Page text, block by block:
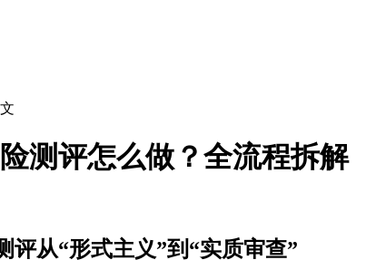
测评怎么做？全流程拆解
评从“形式主义”到“实质审查”